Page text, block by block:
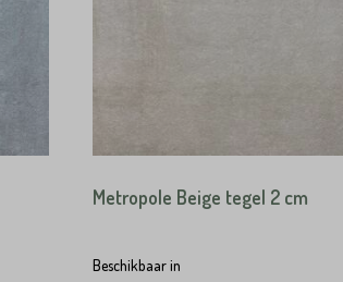
Metropole Beige tegel 2 cm
Beschikbaar in